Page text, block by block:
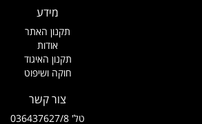
מידע
תקנון האתר
אודות
תקנון האיגוד
חוקה ושיפוט
צור קשר
טל' 036437627/8